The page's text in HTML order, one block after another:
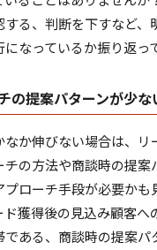
する、判断を下すなど、
なっているか振り返っ
の提案パターンが少な
なか伸びない場合は、リ
チの方法や商談時の提案
プローチ手段が必要かも
ド獲得後の見込み顧客へ
である、商談時の提案パ